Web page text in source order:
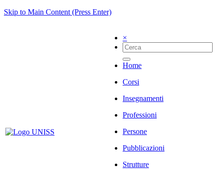
Skip to Main Content (Press Enter)
×
Home
Corsi
Insegnamenti
Professioni
Persone
Pubblicazioni
Strutture